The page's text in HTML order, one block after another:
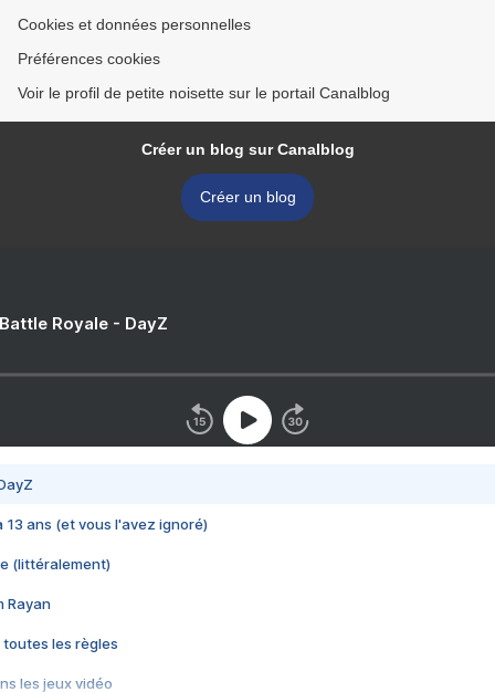
Cookies et données personnelles
Préférences cookies
Voir le profil de petite noisette sur le portail Canalblog
Créer un blog sur Canalblog
Créer un blog
Royale - DayZ
13 ans (et vous l'avez ignoré)
(littéralement)
Rayan
toutes les règles
les jeux vidéo